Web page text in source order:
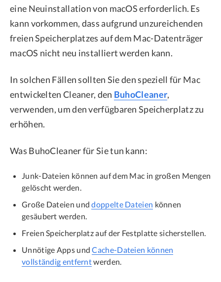
eine Neuinstallation von macOS erforderlich. Es
kann vorkommen, dass aufgrund unzureichenden
freien Speicherplatzes auf dem Mac-Datenträger
macOS nicht neu installiert werden kann.
In solchen Fällen sollten Sie den speziell für Mac
entwickelten Cleaner, den BuhoCleaner,
verwenden, um den verfügbaren Speicherplatz zu
erhöhen.
Was BuhoCleaner für Sie tun kann:
Junk-Dateien können auf dem Mac in großen Mengen
gelöscht werden.
Große Dateien unddoppelte Dateien können
gesäubert werden.
Freien Speicherplatz auf der Festplatte sicherstellen.
Unnötige Apps undCache-Dateien können
vollständig entferntwerden.